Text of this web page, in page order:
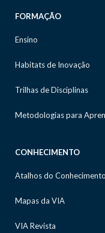
FORMAÇÃO
Ensino
Habitats de Inovação
Trilhas de Disciplinas
Metodologias para
CONHECIMENTO
Atalhos do Conhecimento
Mapas da VIA
VIA Revista